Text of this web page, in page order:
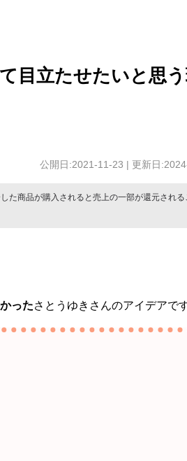
目立たせたいと思
公開日:2021-11-23 | 更新日
た商品が購入されると売上の一部が還元される
ったさとうゆきさんのアイデアです